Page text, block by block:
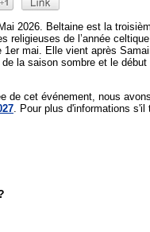
2026. Beltaine est la
religieuses de l’année celtique
1er mai. Elle vient après
la saison sombre et le début
de cet événement, nous
. Pour plus d'informations s'il